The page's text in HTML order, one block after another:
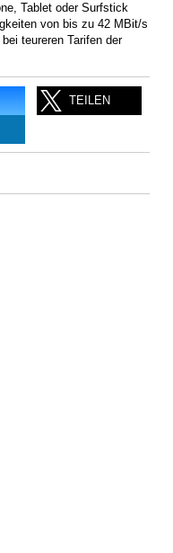
Tablet oder Surfstick
von bis zu 42 MBit/s
teureren Tarifen der
TEILEN